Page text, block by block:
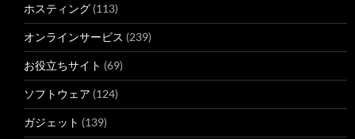
ホスティング (113)
オンラインサービス (239)
お役立ちサイト (69)
ソフトウェア (124)
ガジェット (139)